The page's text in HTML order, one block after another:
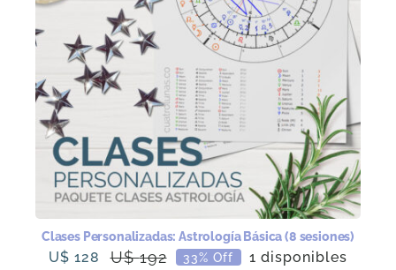
Clases Personalizadas: Astrología Básica (8 sesiones)
U$192El
U$128
El 33% Off 1 disponibles